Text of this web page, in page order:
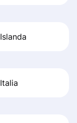
Islanda
Italia